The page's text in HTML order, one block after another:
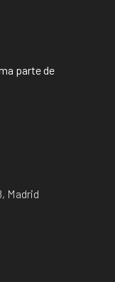
parte de
Madrid